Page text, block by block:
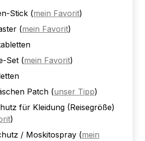
Stick (mein Favorit)
(mein Favorit)
Set (mein Favorit)
Patch (unser Tipp)
für Kleidung (Reisegröße)
)
/ Moskitospray (mein